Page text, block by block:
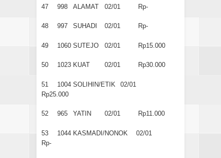
47 998 ALAMAT 02/01 Rp-
48 997 SUHADI 02/01 Rp-
49 1060 SUTEJO 02/01 Rp15.000
50 1023 KUAT 02/01 Rp30.000
51 1004 SOLIHIN/ETIK
02/01
Rp25.000
52 965 YATIN 02/01 Rp11.000
53 1044 KASMADI/NONOK
02/01
Rp-